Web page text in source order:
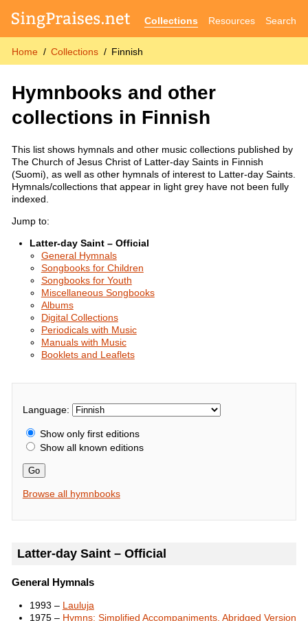
Collections Resources Search
Home Collections Finnish
Hymnbooks and other
collections in Finnish
This list shows hymnals and other music collections published by
The Church of Jesus Christ of Latter-day Saints in Finnish
(Suomi), as well as other hymnals of interest to Latter-day Saints.
Hymnals/collections that appear in light grey have not been fully
indexed.
Jump to:
Latter-day Saint – Official
General Hymnals
Songbooks for Children
Songbooks for Youth
Miscellaneous Songbooks
Albums
Digital Collections
Periodicals with Music
Manuals with Music
Booklets and Leaflets
Language:
Show only first editions
Show all known editions
Go
Browse all hymnbooks
Latter-day Saint – Official
General Hymnals
1993 – Lauluja
1975 – Hymns: Simplified Accompaniments, Abridged Version